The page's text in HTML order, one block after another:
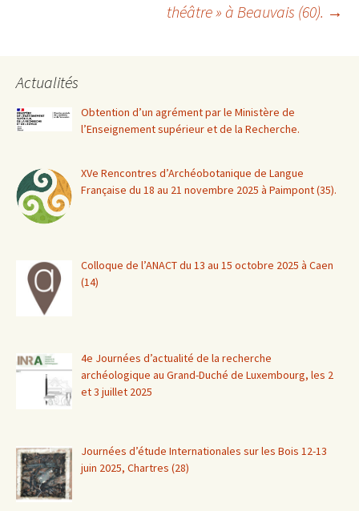
théâtre » à Beauvais (60). →
Actualités
Obtention d’un agrément par le Ministère de
l’Enseignement supérieur et de la Recherche.
XVe Rencontres d’Archéobotanique de Langue
Française du 18 au 21 novembre 2025 à Paimpont (35).
Colloque de l’ANACT du 13 au 15 octobre 2025 à Caen
(14)
4e Journées d’actualité de la recherche
archéologique au Grand-Duché de Luxembourg, les 2
et 3 juillet 2025
Journées d’étude Internationales sur les Bois 12-13
juin 2025, Chartres (28)